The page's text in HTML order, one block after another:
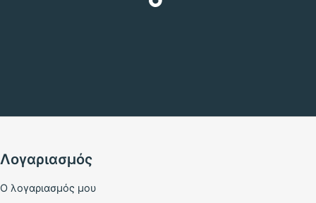
Λογαριασμός
Ο λογαριασμός μου